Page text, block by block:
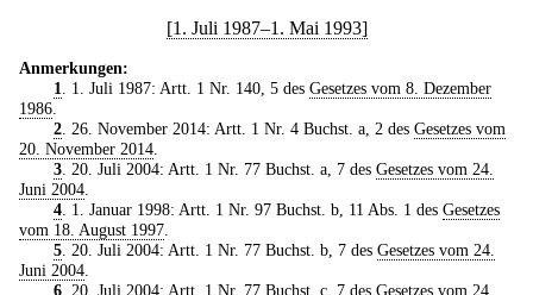
[1. Juli 1987–1. Mai 1993]
Anmerkungen:
1. 1. Juli 1987: Artt. 1 Nr. 140, 5 des Gesetzes vom 8. Dezember
1986.
2. 26. November 2014: Artt. 1 Nr. 4 Buchst. a, 2 des Gesetzes vom
20. November 2014.
3. 20. Juli 2004: Artt. 1 Nr. 77 Buchst. a, 7 des Gesetzes vom 24.
Juni 2004.
4. 1. Januar 1998: Artt. 1 Nr. 97 Buchst. b, 11 Abs. 1 des Gesetzes
vom 18. August 1997.
5. 20. Juli 2004: Artt. 1 Nr. 77 Buchst. b, 7 des Gesetzes vom 24.
Juni 2004.
6. 20. Juli 2004: Artt. 1 Nr. 77 Buchst. c, 7 des Gesetzes vom 24.